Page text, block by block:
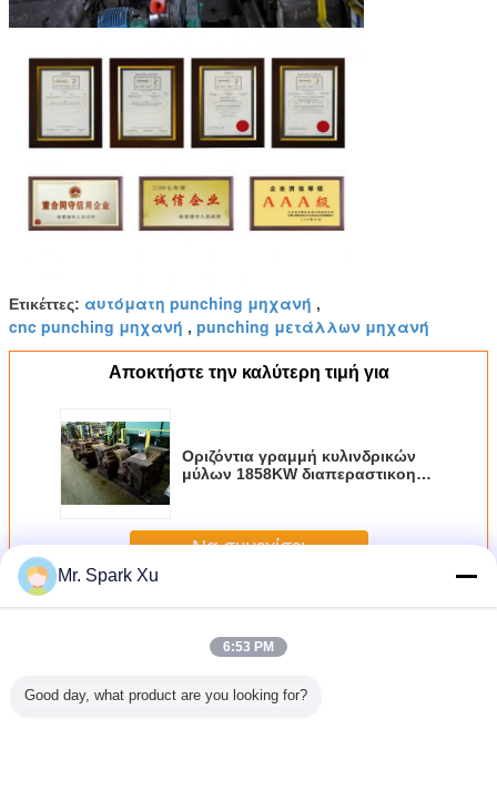
Ετικέττες: αυτόματη punching μηχανή ,
cnc punching μηχανή , punching μετάλλων μηχανή
Αποκτήστε την καλύτερη τιμή για
Οριζόντια γραμμή κυλινδρικών
μύλων 1858KW διαπεραστικοη
Να συνεχίσει
ΠερισσότεροιPiercing μύλος
Mr. Spark Xu
6:53 PM
Good day, what product are you looking for?